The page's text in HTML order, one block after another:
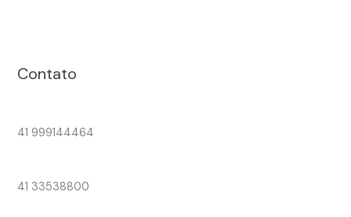
Contato
41 999144464
41 33538800